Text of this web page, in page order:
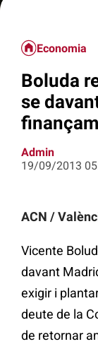
Economia
Boluda
se
Admin
19/09/2013
ACN /
Vicente
davant
exigir i
deute de la
de retornar